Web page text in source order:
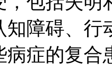
知障碍、行
病症的复合